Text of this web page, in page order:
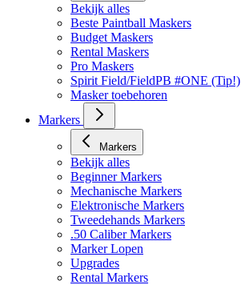
Bekijk alles
Beste Paintball Maskers
Budget Maskers
Rental Maskers
Pro Maskers
Spirit Field/FieldPB #ONE (Tip!)
Masker toebehoren
Markers
Markers
Bekijk alles
Beginner Markers
Mechanische Markers
Elektronische Markers
Tweedehands Markers
.50 Caliber Markers
Marker Lopen
Upgrades
Rental Markers